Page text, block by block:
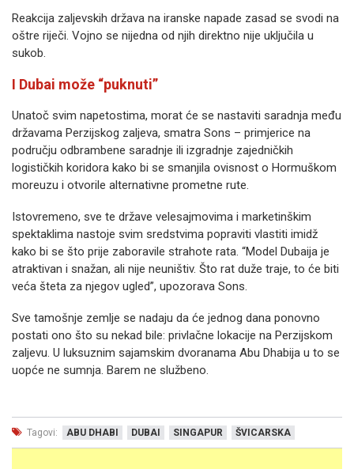
Reakcija zaljevskih država na iranske napade zasad se svodi na
oštre riječi. Vojno se nijedna od njih direktno nije uključila u
sukob.
I Dubai može “puknuti”
Unatoč svim napetostima, morat će se nastaviti saradnja među
državama Perzijskog zaljeva, smatra Sons – primjerice na
području odbrambene saradnje ili izgradnje zajedničkih
logističkih koridora kako bi se smanjila ovisnost o Hormuškom
moreuzu i otvorile alternativne prometne rute.
Istovremeno, sve te države velesajmovima i marketinškim
spektaklima nastoje svim sredstvima popraviti vlastiti imidž
kako bi se što prije zaboravile strahote rata. “Model Dubaija je
atraktivan i snažan, ali nije neuništiv. Što rat duže traje, to će biti
veća šteta za njegov ugled”, upozorava Sons.
Sve tamošnje zemlje se nadaju da će jednog dana ponovno
postati ono što su nekad bile: privlačne lokacije na Perzijskom
zaljevu. U luksuznim sajamskim dvoranama Abu Dhabija u to se
uopće ne sumnja. Barem ne službeno.
Tagovi: ABU DHABI DUBAI SINGAPUR ŠVICARSKA